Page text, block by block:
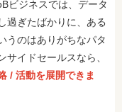
ビジネスでは、データ
過ぎたばかりに、ある
うのはありがちなパタ
イドセールスなら、
/ 活動を展開できま